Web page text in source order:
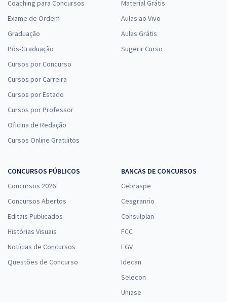
Coaching para Concursos
Exame de Ordem
Graduação
Pós-Graduação
Cursos por Concurso
Cursos por Carreira
Cursos por Estado
Cursos por Professor
Oficina de Redação
Cursos Online Gratuitos
Material Grátis
Aulas ao Vivo
Aulas Grátis
Sugerir Curso
CONCURSOS PÚBLICOS
Concursos 2026
Concursos Abertos
Editais Publicados
Histórias Visuais
Notícias de Concursos
Questões de Concurso
BANCAS DE CONCURSOS
Cebraspe
Cesgranrio
Consulplan
FCC
FGV
Idecan
Selecon
Uniase